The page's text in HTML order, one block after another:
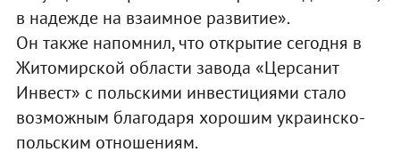
в надежде на взаимное развитие».
Он также напомнил, что открытие сегодня в
Житомирской области завода «Церсанит
Инвест» с польскими инвестициями стало
возможным благодаря хорошим украинско-
польским отношениям.